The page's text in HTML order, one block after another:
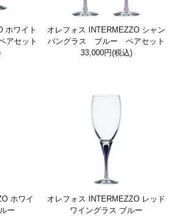
ホワイト
セット
オレフォス INTERMEZZO シャン
パングラス ブルー ペアセット
33,000円(税込)
ホワイ
ー
オレフォス INTERMEZZO レッド
ワイングラス ブルー